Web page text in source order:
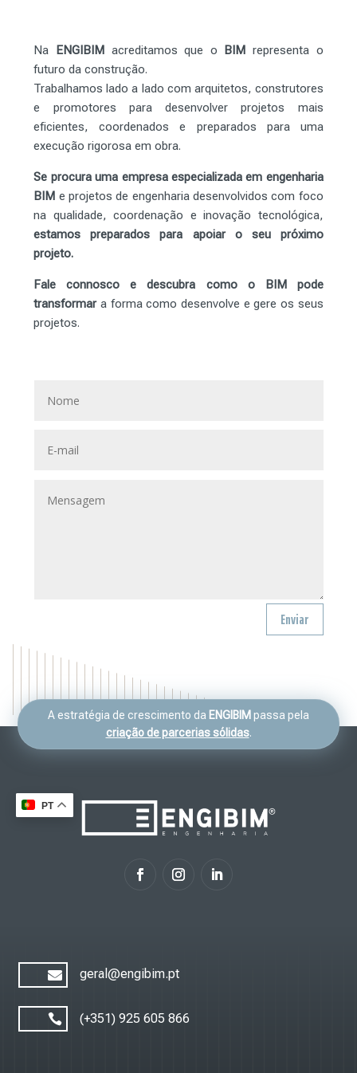
Na ENGIBIM acreditamos que o BIM representa o
futuro da construção.
Trabalhamos lado a lado com arquitetos, construtores
e promotores para desenvolver projetos mais
eficientes, coordenados e preparados para uma
execução rigorosa em obra.
Se procura uma empresa especializada em engenharia
BIM e projetos de engenharia desenvolvidos com foco
na qualidade, coordenação e inovação tecnológica,
estamos preparados para apoiar o seu próximo
projeto.
Fale connosco e descubra como o BIM pode
transformara forma como desenvolve e gere os seus
projetos.
Enviar
A estratégia de crescimento da ENGIBIM passa pela
criação de parcerias sólidas.
 geral@engibim.pt
 (+351) 925 605 866
PT